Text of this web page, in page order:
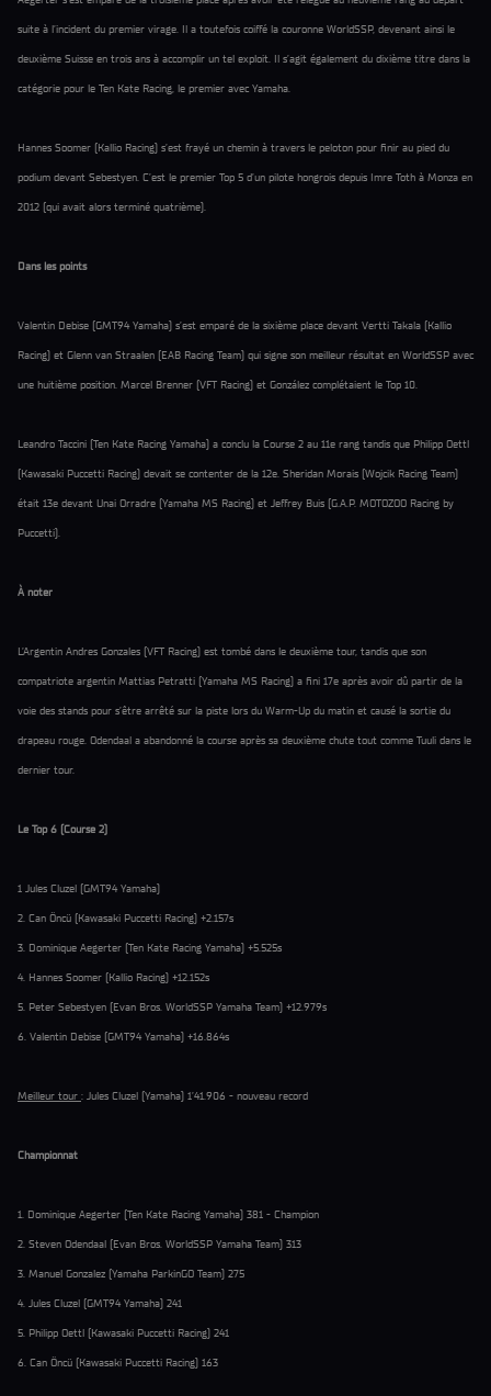
suite à l’incident du premier virage. Il a toutefois coiffé la couronne WorldSSP, devenant ainsi le
deuxième Suisse en trois ans à accomplir un tel exploit. Il s’agit également du dixième titre dans la
catégorie pour le Ten Kate Racing, le premier avec Yamaha.
Hannes Soomer (Kallio Racing) s’est frayé un chemin à travers le peloton pour finir au pied du
podium devant Sebestyen. C’est le premier Top 5 d’un pilote hongrois depuis Imre Toth à Monza en
2012 (qui avait alors terminé quatrième).
Dans les points
Valentin Debise (GMT94 Yamaha) s’est emparé de la sixième place devant Vertti Takala (Kallio
Racing) et Glenn van Straalen (EAB Racing Team) qui signe son meilleur résultat en WorldSSP avec
une huitième position. Marcel Brenner (VFT Racing) et González complétaient le Top 10.
Leandro Taccini (Ten Kate Racing Yamaha) a conclu la Course 2 au 11e rang tandis que Philipp Oettl
(Kawasaki Puccetti Racing) devait se contenter de la 12e. Sheridan Morais (Wojcik Racing Team)
était 13e devant Unai Orradre (Yamaha MS Racing) et Jeffrey Buis (G.A.P. MOTOZOO Racing by
Puccetti).
À noter
L’Argentin Andres Gonzales (VFT Racing) est tombé dans le deuxième tour, tandis que son
compatriote argentin Mattias Petratti (Yamaha MS Racing) a fini 17e après avoir dû partir de la
voie des stands pour s’être arrêté sur la piste lors du Warm-Up du matin et causé la sortie du
drapeau rouge. Odendaal a abandonné la course après sa deuxième chute tout comme Tuuli dans le
dernier tour.
Le Top 6 (Course 2)
1 Jules Cluzel (GMT94 Yamaha)
2. Can Öncü (Kawasaki Puccetti Racing) +2.157s
3. Dominique Aegerter (Ten Kate Racing Yamaha) +5.525s
4. Hannes Soomer (Kallio Racing) +12.152s
5. Peter Sebestyen (Evan Bros. WorldSSP Yamaha Team) +12.979s
6. Valentin Debise (GMT94 Yamaha) +16.864s
Meilleur tour : Jules Cluzel (Yamaha) 1’41.906 - nouveau record
Championnat
1. Dominique Aegerter (Ten Kate Racing Yamaha) 381 - Champion
2. Steven Odendaal (Evan Bros. WorldSSP Yamaha Team) 313
3. Manuel Gonzalez (Yamaha ParkinGO Team) 275
4. Jules Cluzel (GMT94 Yamaha) 241
5. Philipp Oettl (Kawasaki Puccetti Racing) 241
6. Can Öncü (Kawasaki Puccetti Racing) 163